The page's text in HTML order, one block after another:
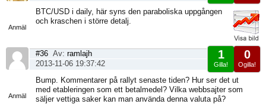
Anmäl
BTC/USD i daily, här syns den paraboliska uppgången
och kraschen i större detalj.
Anmäl
0
Ogilla!
1
Gilla!
#36 Av: ramlajh
2013-11-06 19:37:42
Bump. Kommentarer på rallyt senaste tiden? Hur ser det ut
med etableringen som ett betalmedel? Vilka webbsajter som
säljer vettiga saker kan man använda denna valuta på?